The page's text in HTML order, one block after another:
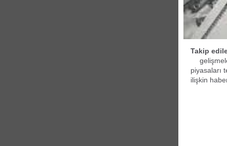
Takip
piyasaları
ilişkin